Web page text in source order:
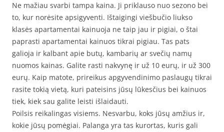
Ne mažiau svarbi tampa kaina. Ji priklauso nuo sezono bei
to, kur norėsite apsigyventi. Ištaigingi viešbučio liukso
klasės apartamentai kainuoja ne taip jau ir pigiai, o štai
paprasti apartamentai kainuos tikrai pigiau. Tas pats
galioja ir kalbant apie butų, kambarių ar svečių namų
nuomos kainas. Galite rasti nakvynę ir už 10 eurų, ir už 300
eurų. Kaip matote, prireikus apgyvendinimo paslaugų tikrai
rasite tokią vietą, kuri pateisins jūsų lūkesčius bei kainuos
tiek, kiek sau galite leisti išlaidauti.
Poilsis reikalingas visiems. Nesvarbu, koks jūsų amžius ir,
kokie jūsų pomėgiai. Palanga yra tas kurortas, kuris gali